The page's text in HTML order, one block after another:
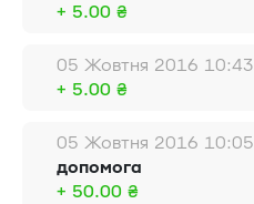
+ 5.00 ₴
05 Жовтня 2016
+ 5.00 ₴
05 Жовтня 2016
допомога
+ 50.00 ₴